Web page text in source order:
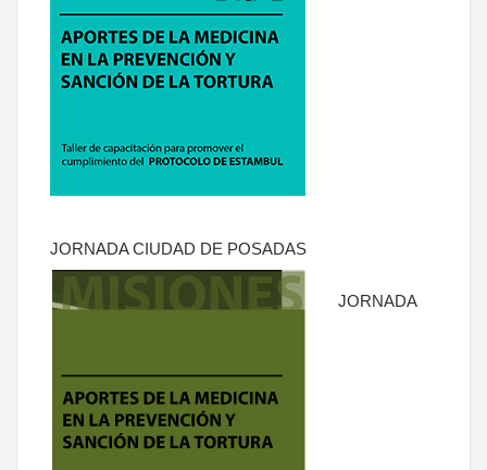
JORNADA CIUDAD DE POSADAS
JORNADA